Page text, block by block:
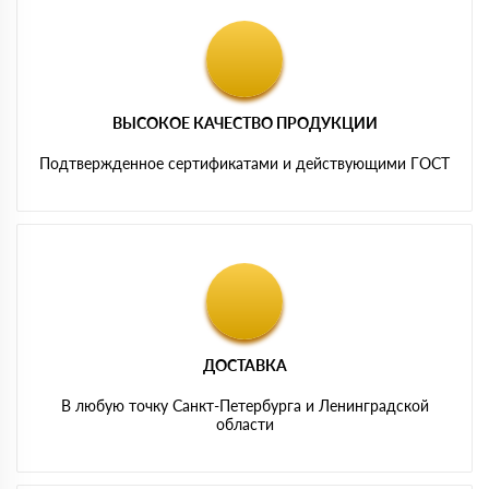
ВЫСОКОЕ КАЧЕСТВО ПРОДУКЦИИ
Подтвержденное сертификатами и действующими ГОСТ
ДОСТАВКА
В любую точку Санкт-Петербурга и Ленинградской
области